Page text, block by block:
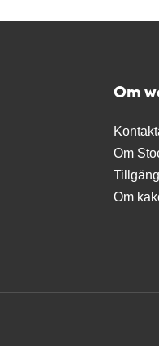
Om
Om
Om